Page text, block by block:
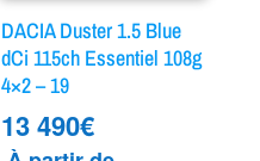
DACIA Duster 1.5 Blue
dCi 115ch Essentiel 108g
4×2 – 19
13 490€